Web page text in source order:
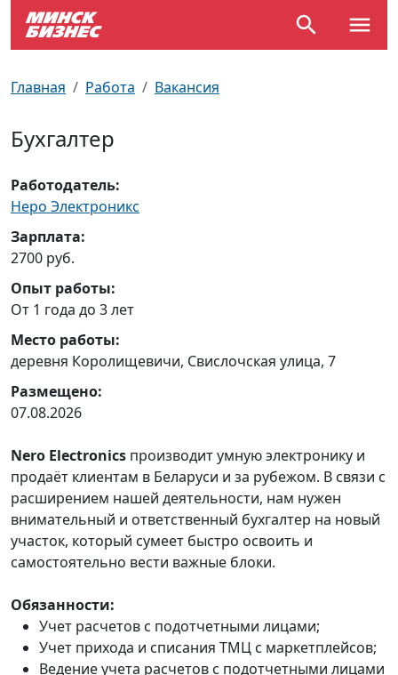
Главная Работа Вакансия
Бухгалтер
Работодатель:
Неро Электроникс
Зарплата:
2700 руб.
Опыт работы:
От 1 года до 3 лет
Место работы:
деревня Королищевичи, Свислочская улица, 7
Размещено:
07.08.2026
Nero Electronics производит умную электронику и
продаёт клиентам в Беларуси и за рубежом. В связи с
расширением нашей деятельности, нам нужен
внимательный и ответственный бухгалтер на новый
участок, который сумеет быстро освоить и
самостоятельно вести ​​​​​​​важные блоки.​​​​​​​
Обязанности:
Учет расчетов с подотчетными лицами;
Учет прихода и списания ТМЦ с маркетплейсов;
Ведение учета расчетов с подотчетными лицами
Улицы Минска
Производственный календарь
Документы для ЗАГСа
Пробки на дорогах
Самолеты